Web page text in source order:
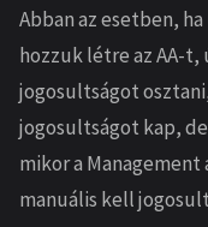
Abban az esetben,
hozzuk létre az AA-t,
jogosultságot
jogosultságot kap,
mikor a
manuális kell